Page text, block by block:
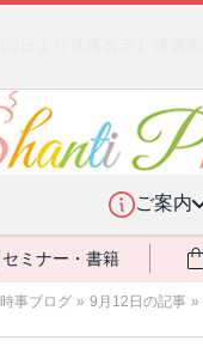
ご案内
セミナー・書籍
時事ブログ » 9月12日の記事 »